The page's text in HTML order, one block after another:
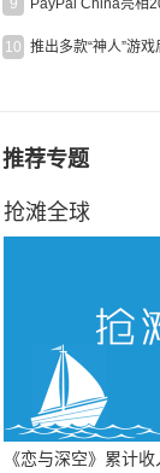
9
10
推荐专题
抢滩全球
《恋与深空》累计